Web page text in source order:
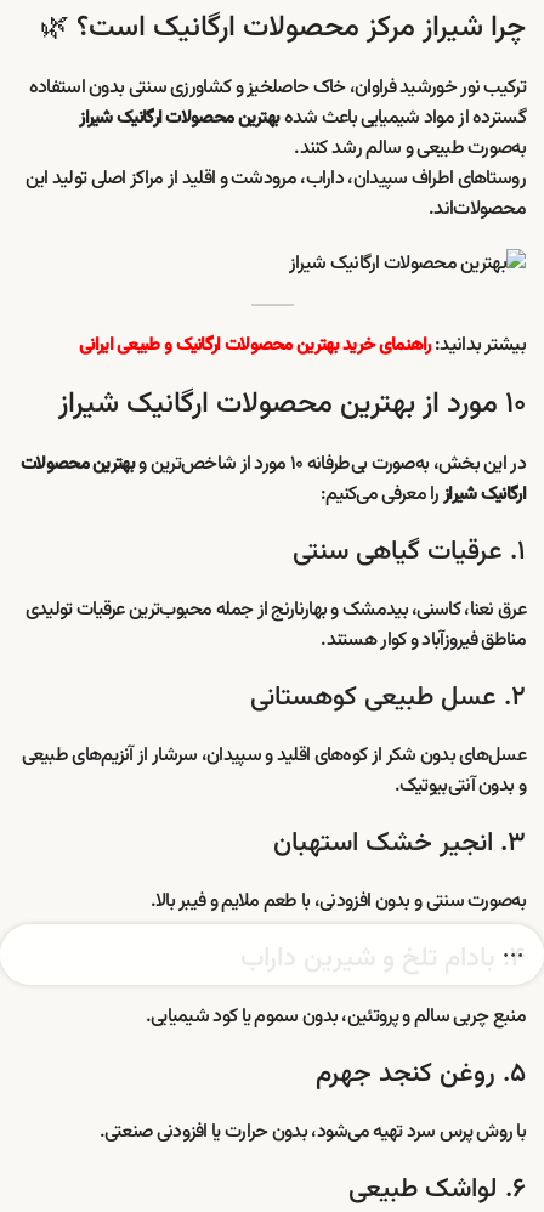
چرا شیراز مرکز محصولات ارگانیک است؟ 🌿
ترکیب نور خورشید فراوان، خاک حاصلخیز و کشاورزی سنتی بدون استفاده
گسترده از مواد شیمیایی باعث شدهبهترین محصولات ارگانیک شیراز
به‌صورت طبیعی و سالم رشد کنند.
روستاهای اطراف سپیدان، داراب، مرودشت و اقلید از مراکز اصلی تولید این
محصولات‌اند.
بیشتر بدانید:راهنمای خرید بهترین محصولات ارگانیک و طبیعی ایرانی
۱۰ مورد از بهترین محصولات ارگانیک شیراز
در این بخش، به‌صورت بی‌طرفانه ۱۰ مورد از شاخص‌ترین و
بهترین محصولات
ارگانیک شیرازرا معرفی می‌کنیم:
۱. عرقیات گیاهی سنتی
عرق نعنا، کاسنی، بیدمشک و بهارنارنج از جمله محبوب‌ترین عرقیات تولیدی
مناطق فیروزآباد و کوار هستند.
۲. عسل طبیعی کوهستانی
عسل‌های بدون شکر از کوه‌های اقلید و سپیدان، سرشار از آنزیم‌های طبیعی
و بدون آنتی‌بیوتیک.
۳. انجیر خشک استهبان
به‌صورت سنتی و بدون افزودنی، با طعم ملایم و فیبر بالا.
۴. بادام تلخ و شیرین داراب
منبع چربی سالم و پروتئین، بدون سموم یا کود شیمیایی.
۵. روغن کنجد جهرم
با روش پرس سرد تهیه می‌شود، بدون حرارت یا افزودنی صنعتی.
۶. لواشک طبیعی